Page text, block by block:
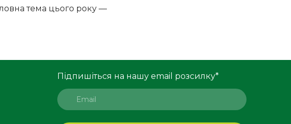
тема цього року —
Підпишіться на нашу email розсилку*